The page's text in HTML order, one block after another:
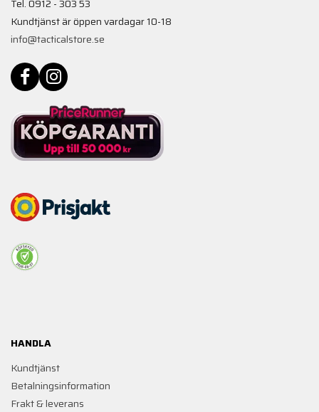
Tel. 0912 - 303 53
Kundtjänst är öppen vardagar 10-18
info@tacticalstore.se
HANDLA
Kundtjänst
Betalningsinformation
Frakt & leverans